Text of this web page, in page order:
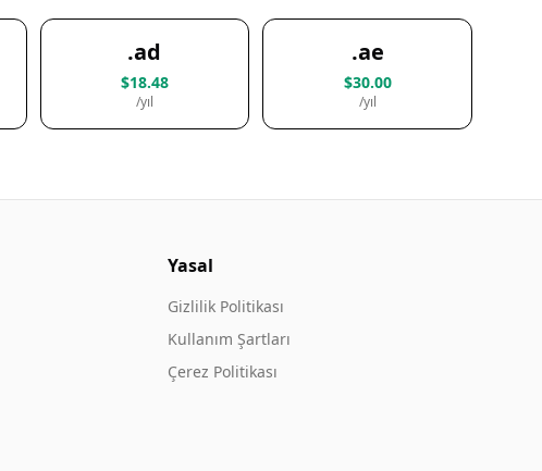
.ad
$18.48
/yıl
.ae
$30.00
/yıl
Yasal
Gizlilik Politikası
Kullanım Şartları
Çerez Politikası